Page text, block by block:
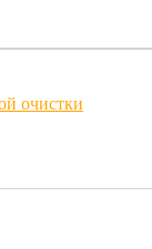
очистки